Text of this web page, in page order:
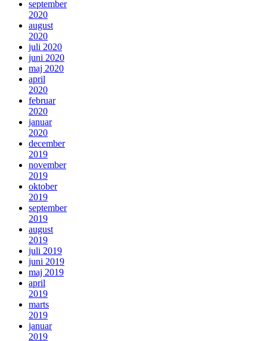
september
2020
august
2020
juli 2020
juni 2020
maj 2020
april
2020
februar
2020
januar
2020
december
2019
november
2019
oktober
2019
september
2019
august
2019
juli 2019
juni 2019
maj 2019
april
2019
marts
2019
januar
2019